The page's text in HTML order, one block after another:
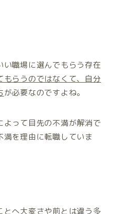
職場に選んでもらう存在
もらうのではなくて、自分
が必要なのですよね。
よって目先の不満が解消で
を理由に転職していま
へ大変さや前とは違う多